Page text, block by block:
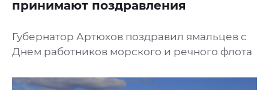
принимают поздравления
Губернатор Артюхов поздравил ямальцев с
Днем работников морского и речного флота